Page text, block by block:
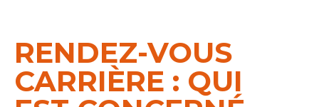
RENDEZ-VOUS
CARRIÈRE : QUI